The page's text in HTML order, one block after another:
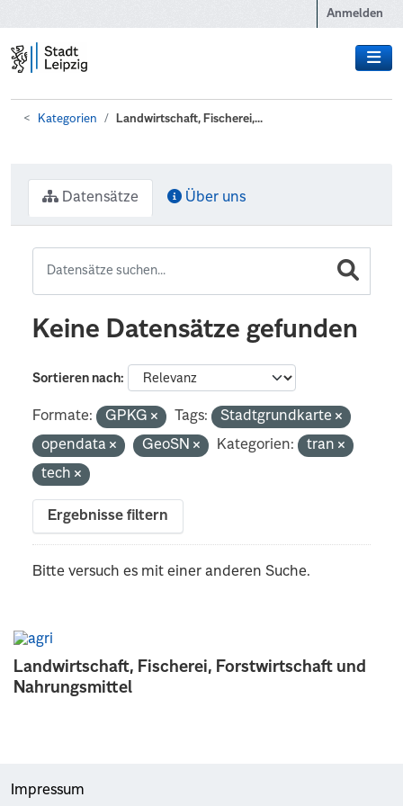
Anmelden
Kategorien Landwirtschaft, Fischerei,...
Landwirtschaft, Fischerei, Forstwirtschaft und
Nahrungsmittel
Datensätze Über uns
Keine Datensätze gefunden
Sortieren nach
Formate: GPKG Tags:
Stadtgrundkarte
opendata
GeoSN Kategorien:
tran
tech
Ergebnisse filtern
Bitte versuch es mit einer anderen Suche.
Impressum